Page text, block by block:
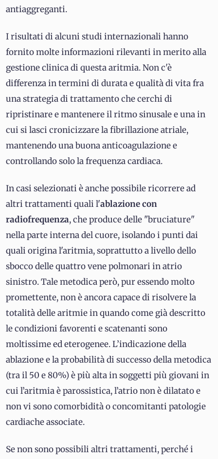
antiaggreganti.
I risultati di alcuni studi internazionali hanno
fornito molte informazioni rilevanti in merito alla
gestione clinica di questa aritmia. Non c'è
differenza in termini di durata e qualità di vita fra
una strategia di trattamento che cerchi di
ripristinare e mantenere il ritmo sinusale e una in
cui si lasci cronicizzare la fibrillazione atriale,
mantenendo una buona anticoagulazione e
controllando solo la frequenza cardiaca.
In casi selezionati è anche possibile ricorrere ad
altri trattamenti quali l'ablazione con
radiofrequenza, che produce delle "bruciature"
nella parte interna del cuore, isolando i punti dai
quali origina l'aritmia, soprattutto a livello dello
sbocco delle quattro vene polmonari in atrio
sinistro. Tale metodica però, pur essendo molto
promettente, non è ancora capace di risolvere la
totalità delle aritmie in quando come già descritto
le condizioni favorenti e scatenanti sono
moltissime ed eterogenee. L’indicazione della
ablazione e la probabilità di successo della metodica
(tra il 50 e 80%) è più alta in soggetti più giovani in
cui l’aritmia è parossistica, l’atrio non è dilatato e
non vi sono comorbidità o concomitanti patologie
cardiache associate.
Se non sono possibili altri trattamenti, perché i